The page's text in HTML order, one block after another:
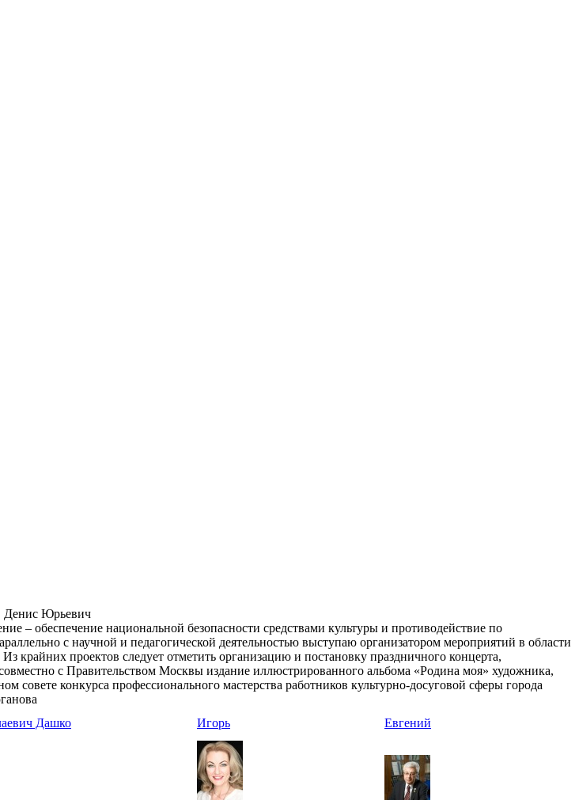
Денис Юрьевич
– обеспечение национальной безопасности средствами культуры и противодействие по
с научной и педагогической деятельностью выступаю организатором мероприятий в области
крайних проектов следует отметить организацию и постановку праздничного концерта,
с Правительством Москвы издание иллюстрированного альбома «Родина моя» художника,
совете конкурса профессионального мастерства работников культурно-досуговой сферы города
Дашко Игорь Евгений